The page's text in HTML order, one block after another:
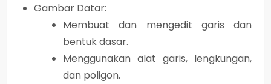
Gambar Datar:
Membuat dan mengedit garis dan
bentuk dasar.
Menggunakan alat garis, lengkungan,
dan poligon.